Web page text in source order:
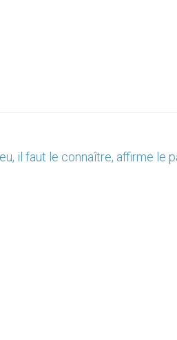
il faut le connaître, affirme le